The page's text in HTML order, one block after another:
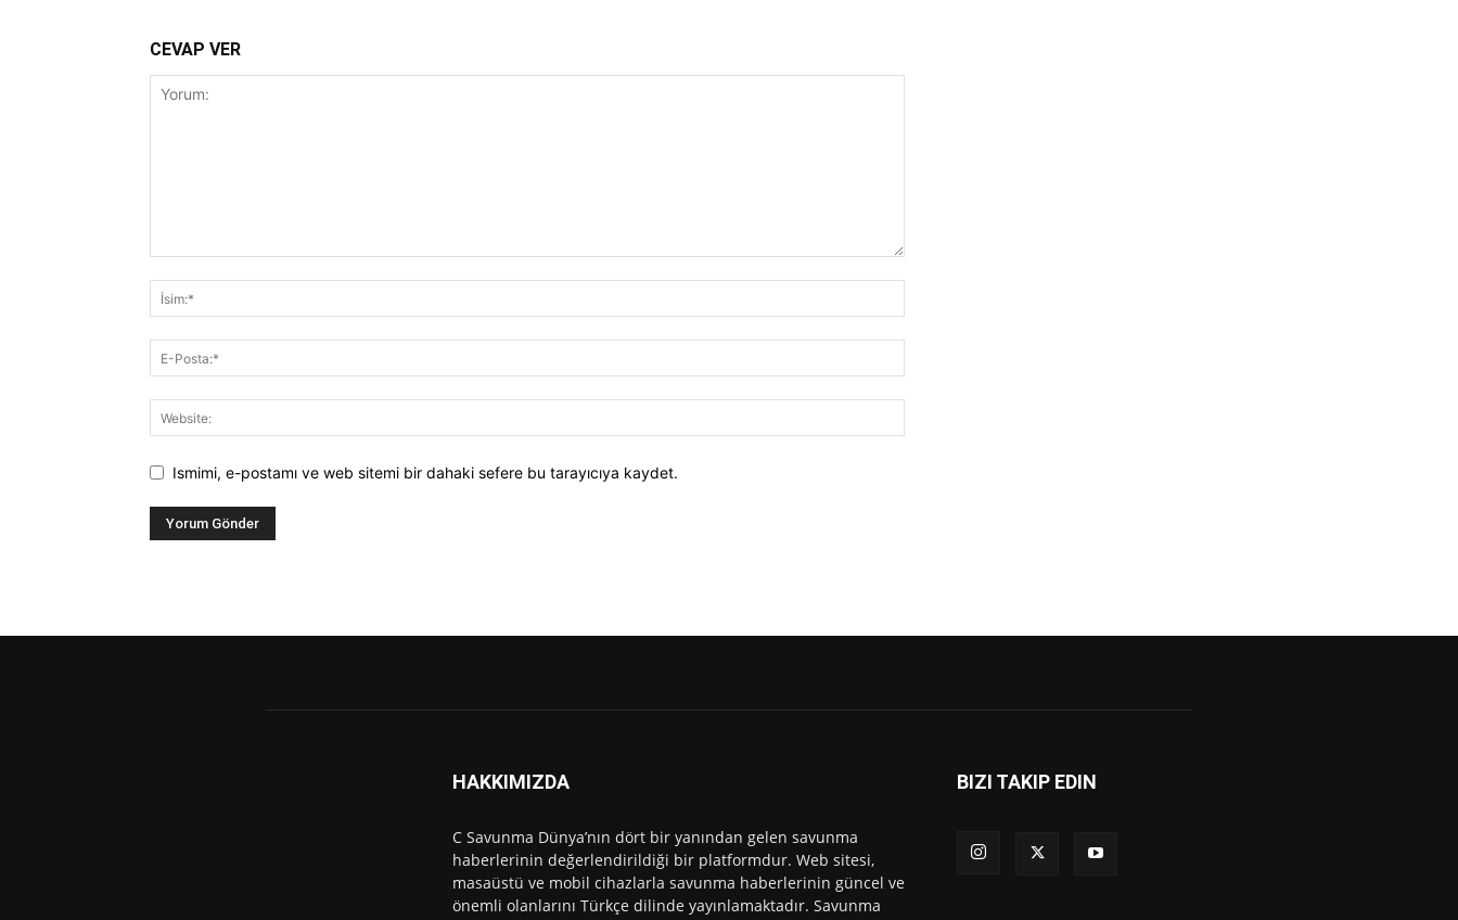
CEVAP VER
Ismimi, e-postamı ve web sitemi bir dahaki sefere bu tarayıcıya kaydet.
HAKKIMIZDA
C Savunma Dünya’nın dört bir yanından gelen savunma
haberlerinin değerlendirildiği bir platformdur. Web sitesi,
masaüstü ve mobil cihazlarla savunma haberlerinin güncel ve
önemli olanlarını Türkçe dilinde yayınlamaktadır. Savunma
BIZI TAKIP EDIN